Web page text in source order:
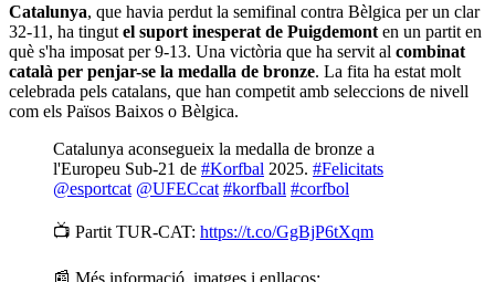
Catalunya, que havia perdut la semifinal contra Bèlgica per un clar
32-11, ha tingut el suport inesperat de Puigdemont en un partit en
què s'ha imposat per 9-13. Una victòria que ha servit al combinat
català per penjar-se la medalla de bronze. La fita ha estat molt
celebrada pels catalans, que han competit amb seleccions de nivell
com els Països Baixos o Bèlgica.
Catalunya aconsegueix la medalla de bronze a
l'Europeu Sub-21 de #Korfbal 2025. #Felicitats
@esportcat @UFECcat #korfball #corfbol
📺 Partit TUR-CAT: https://t.co/GgBjP6tXqm
📰 Més informació, imatges i enllaços: